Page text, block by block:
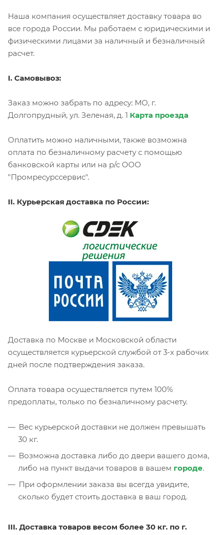
Наша компания осуществляет доставку товара во
все города России. Мы работаем с юридическими и
физическими лицами за наличный и безналичный
расчет.
I. Самовывоз:
Заказ можно забрать по адресу: МО, г.
Долгопрудный, ул. Зеленая, д. 1 Карта проезда
Оплатить можно наличными, также возможна
оплата по безналичному расчету с помощью
банковской карты или на р/с ООО
"Промресурссервис".
II. Курьерская доставка по России:
Доставка по Москве и Московской области
осуществляется курьерской службой от 3-х рабочих
дней после подтверждения заказа.
Оплата товара осуществляется путем 100%
предоплаты, только по безналичному расчету.
Вес курьерской доставки не должен превышать
30 кг.
Возможна доставка либо до двери вашего дома,
либо на пункт выдачи товаров в вашем городе.
При оформлении заказа вы всегда увидите,
сколько будет стоить доставка в ваш город.
III. Доставка товаров весом более 30 кг. по г.